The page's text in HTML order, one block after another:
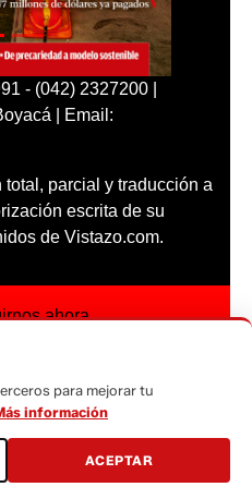
- (042) 2327200 |
| Email:
parcial y traducción a
escrita de su
de Vistazo.com.
ahora
para mejorar tu
información
ACEPTAR